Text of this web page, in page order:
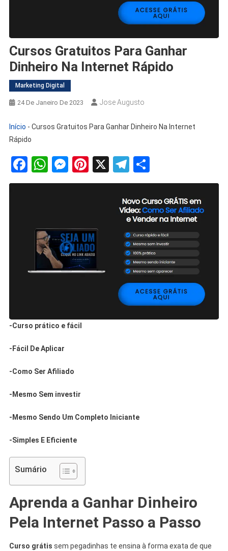
Cursos Gratuitos Para Ganhar
Dinheiro Na Internet Rápido
Marketing Digital
24 De Janeiro De 2023 Jose Augusto
Início - Cursos Gratuitos Para Ganhar Dinheiro Na Internet
Rápido
Facebook
WhatsApp
Messenger
Pinterest
X Telegram
Share
-Curso prático e fácil
-Fácil De Aplicar
-Como Ser Afiliado
-Mesmo Sem investir
-Mesmo Sendo Um Completo Iniciante
-Simples E Eficiente
Sumário
Aprenda a Ganhar Dinheiro
Pela Internet Passo a Passo
Curso grátis sem pegadinhas te ensina à forma exata de que